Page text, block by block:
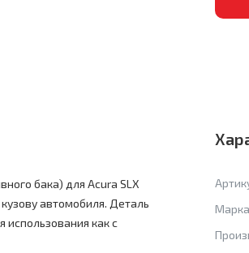
бака) для Acura SLX
автомобиля. Деталь
как с
Марка